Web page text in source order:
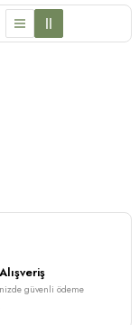
güvenli ödeme